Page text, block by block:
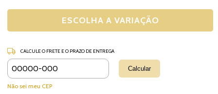
Entregas para o CEP:
CALCULE O FRETE E O PRAZO DE ENTREGA
Calcular
Não sei meu CEP